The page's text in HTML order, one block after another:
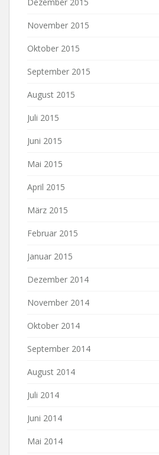
November 2015
Oktober 2015
September 2015
August 2015
Juli 2015
Juni 2015
Mai 2015
April 2015
März 2015
Februar 2015
Januar 2015
Dezember 2014
November 2014
Oktober 2014
September 2014
August 2014
Juli 2014
Juni 2014
Mai 2014